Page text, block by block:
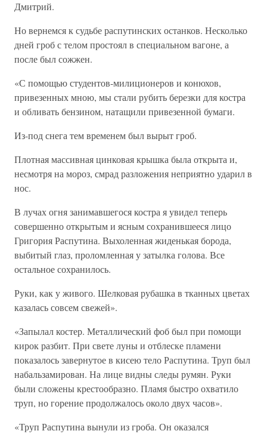
Дмитрий.
Но вернемся к судьбе распутинских останков. Несколько
дней гроб с телом простоял в специальном вагоне, а
после был сожжен.
«С помощью студентов-милиционеров и конюхов,
привезенных мною, мы стали рубить березки для костра
и обливать бензином, натащили привезенной бумаги.
Из-под снега тем временем был вырыт гроб.
Плотная массивная цинковая крышка была открыта и,
несмотря на мороз, смрад разложения неприятно ударил в
нос.
В лучах огня занимавшегося костра я увидел теперь
совершенно открытым и ясным сохранившееся лицо
Григория Распутина. Выхоленная жиденькая борода,
выбитый глаз, проломленная у затылка голова. Все
остальное сохранилось.
Руки, как у живого. Шелковая рубашка в тканных цветах
казалась совсем свежей».
«Запылал костер. Металлический фоб был при помощи
кирок разбит. При свете луны и отблеске пламени
показалось завернутое в кисею тело Распутина. Труп был
набальзамирован. На лице видны следы румян. Руки
были сложены крестообразно. Пламя быстро охватило
труп, но горение продолжалось около двух часов».
«Труп Распутина вынули из гроба. Он оказался